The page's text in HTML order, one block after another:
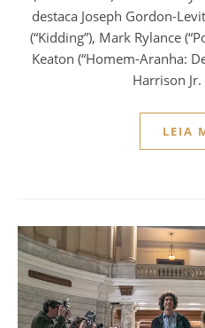
destaca Joseph Gordon-
(“Kidding”), Mark Rylance
Keaton (“Homem-Aranha:
Harrison Jr.
LEIA